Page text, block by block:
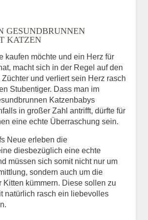
BILD HOCHLADEN
seit
Verschwindens
GESUNDBRUNNEN
KATZEN
kaufen möchte und ein Herz für
macht sich in der Regel auf den
und verliert sein Herz rasch
Stubentiger. Dass man im
Katzenbabys
in großer Zahl antrifft, dürfte für
eine echte Überraschung sein.
Neue erleben die
diesbezüglich eine echte
müssen sich somit nicht nur um
sondern auch um die
Kitten kümmern. Diese sollen zu
natürlich rasch ein liebevolles